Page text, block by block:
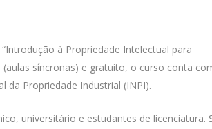
à Propriedade Intelectual para
síncronas) e gratuito, o curso conta
da Propriedade Industrial (INPI).
universitário e estudantes de licenciatura.